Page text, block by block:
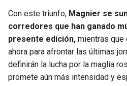
Con este triunfo, Magnier se
corredores que han ganado
presente edición, mientras que
ahora para afrontar las últimas
definirán la lucha por la maglia
promete aún más intensidad y